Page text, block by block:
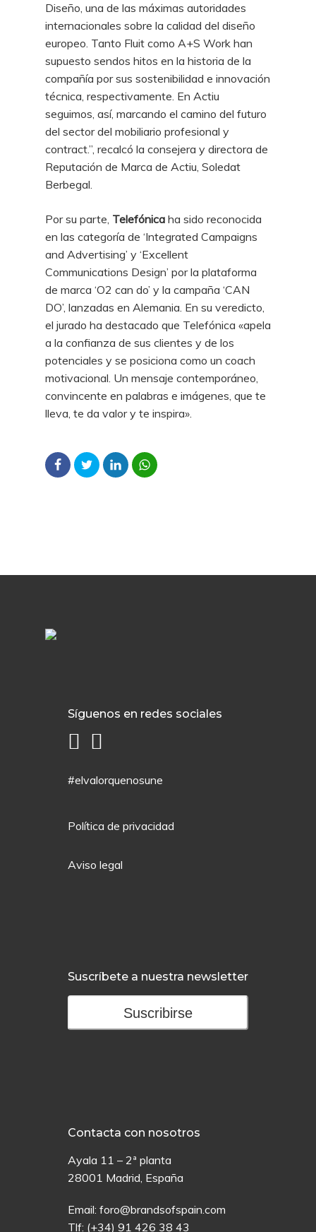
Diseño, una de las máximas autoridades
internacionales sobre la calidad del diseño
europeo. Tanto Fluit como A+S Work han
supuesto sendos hitos en la historia de la
compañía por sus sostenibilidad e innovación
técnica, respectivamente. En Actiu
seguimos, así, marcando el camino del futuro
del sector del mobiliario profesional y
contract.”, recalcó la consejera y directora de
Reputación de Marca de Actiu, Soledat
Berbegal.
Por su parte, Telefónica ha sido reconocida
en las categoría de ‘Integrated Campaigns
and Advertising’ y ‘Excellent
Communications Design’ por la plataforma
de marca ‘O2 can do’ y la campaña ‘CAN
DO’, lanzadas en Alemania. En su veredicto,
el jurado ha destacado que Telefónica «apela
a la confianza de sus clientes y de los
potenciales y se posiciona como un coach
motivacional. Un mensaje contemporáneo,
convincente en palabras e imágenes, que te
lleva, te da valor y te inspira».
Síguenos en redes sociales
#elvalorquenosune
Política de privacidad
Aviso legal
Suscríbete a nuestra newsletter
Suscribirse
Contacta con nosotros
Ayala 11 – 2ª planta
28001 Madrid, España
Email: foro@brandsofspain.com
Tlf: (+34) 91 426 38 43